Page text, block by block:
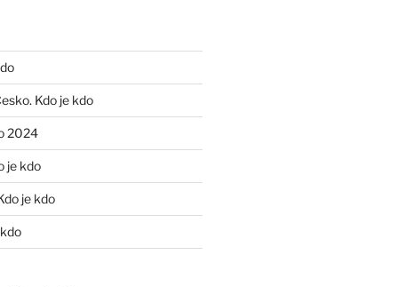
Kdo je kdo
2024
je kdo
je kdo